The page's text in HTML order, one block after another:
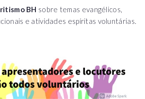
BH sobre temas evangélicos,
e atividades espíritas voluntárias.